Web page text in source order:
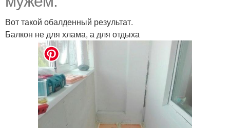
Вот такой обалденный результат.
Балкон не для хлама, а для отдыха